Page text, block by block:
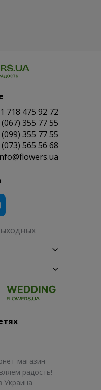
718 475 92 72
(067) 355 77 55
(099) 355 77 55
(073) 565 56 68
магазин
радость!
Украина